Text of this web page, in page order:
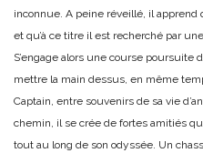
inconnue. A peine réveillé, il apprend
et qu’à ce titre il est recherché par
S’engage alors une course poursuite
mettre la main dessus, en même
Captain, entre souvenirs de sa vie
chemin, il se crée de fortes amitiés
tout au long de son odyssée. Un